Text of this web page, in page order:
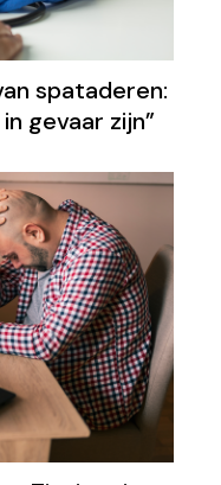
spataderen:
gevaar zijn”